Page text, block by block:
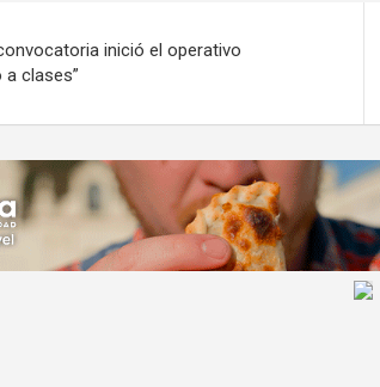
A
p
p
a
m
o
ail
inició el operativo
a clases”